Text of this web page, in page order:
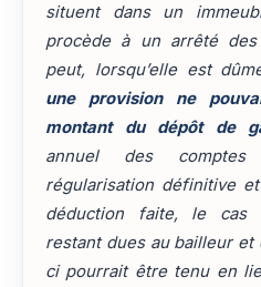
situent dans un
procède à un arrêté
peut, lorsqu’elle est
une provision ne
montant du dépôt de
annuel des
régularisation définitive
déduction faite, le cas
restant dues au bailleur
ci pourrait être tenu en